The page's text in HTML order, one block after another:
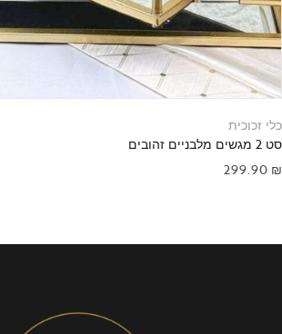
כלי זכוכית
סט 2 מגשים מלבניים זהובים
299.90 ₪